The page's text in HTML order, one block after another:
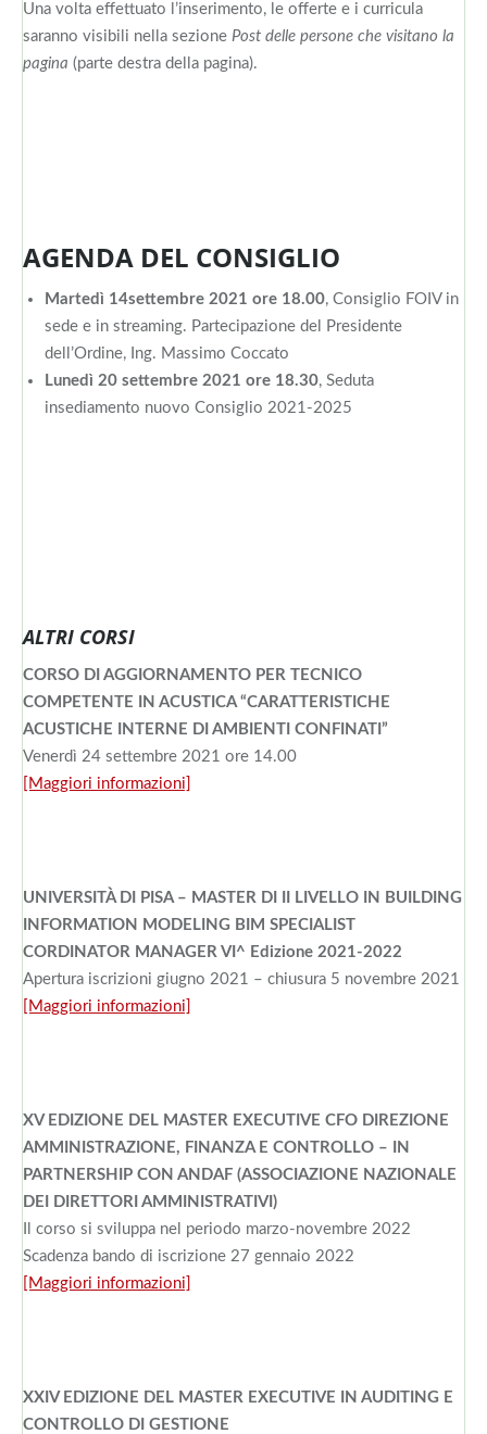
Una volta effettuato l’inserimento, le offerte e i curricula
saranno visibili nella sezione Post delle persone che visitano la
pagina (parte destra della pagina).
AGENDA DEL CONSIGLIO
Martedì 14settembre 2021 ore 18.00, Consiglio FOIV in
sede e in streaming. Partecipazione del Presidente
dell’Ordine, Ing. Massimo Coccato
Lunedì 20 settembre 2021 ore 18.30, Seduta
insediamento nuovo Consiglio 2021-2025
ALTRI CORSI
CORSO DI AGGIORNAMENTO PER TECNICO
COMPETENTE IN ACUSTICA “CARATTERISTICHE
ACUSTICHE INTERNE DI AMBIENTI CONFINATI”
Venerdì 24 settembre 2021 ore 14.00
[Maggiori informazioni]
UNIVERSITÀ DI PISA – MASTER DI II LIVELLO IN BUILDING
INFORMATION MODELING BIM SPECIALIST
CORDINATOR MANAGER VI^ Edizione 2021-2022
Apertura iscrizioni giugno 2021 – chiusura 5 novembre 2021
[Maggiori informazioni]
XV EDIZIONE DEL MASTER EXECUTIVE CFO DIREZIONE
AMMINISTRAZIONE, FINANZA E CONTROLLO – IN
PARTNERSHIP CON ANDAF (ASSOCIAZIONE NAZIONALE
DEI DIRETTORI AMMINISTRATIVI)
Il corso si sviluppa nel periodo marzo-novembre 2022
Scadenza bando di iscrizione 27 gennaio 2022
[Maggiori informazioni]
XXIV EDIZIONE DEL MASTER EXECUTIVE IN AUDITING E
CONTROLLO DI GESTIONE